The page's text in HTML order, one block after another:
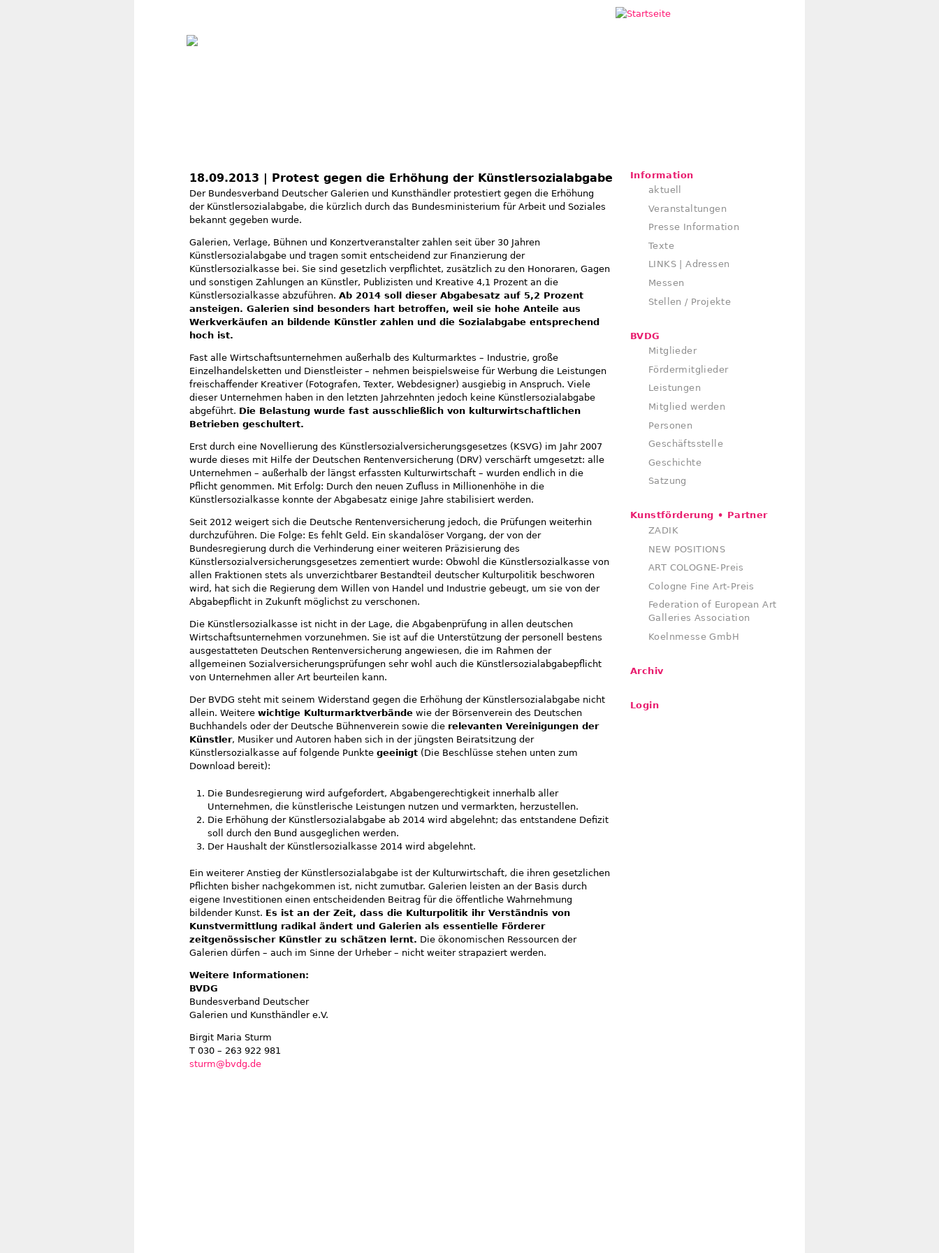
18.09.2013 | Protest gegen die Erhöhung der Künstlersozialabgabe
Der Bundesverband Deutscher Galerien und Kunsthändler protestiert gegen die Erhöhung
der Künstlersozialabgabe, die kürzlich durch das Bundesministerium für Arbeit und Soziales
bekannt gegeben wurde.
Galerien, Verlage, Bühnen und Konzertveranstalter zahlen seit über 30 Jahren
Künstlersozialabgabe und tragen somit entscheidend zur Finanzierung der
Künstlersozialkasse bei. Sie sind gesetzlich verpflichtet, zusätzlich zu den Honoraren, Gagen
und sonstigen Zahlungen an Künstler, Publizisten und Kreative 4,1 Prozent an die
Künstlersozialkasse abzuführen. Ab 2014 soll dieser Abgabesatz auf 5,2 Prozent
ansteigen. Galerien sind besonders hart betroffen, weil sie hohe Anteile aus
Werkverkäufen an bildende Künstler zahlen und die Sozialabgabe entsprechend
hoch ist.
Fast alle Wirtschaftsunternehmen außerhalb des Kulturmarktes – Industrie, große
Einzelhandelsketten und Dienstleister – nehmen beispielsweise für Werbung die Leistungen
freischaffender Kreativer (Fotografen, Texter, Webdesigner) ausgiebig in Anspruch. Viele
dieser Unternehmen haben in den letzten Jahrzehnten jedoch keine Künstlersozialabgabe
abgeführt. Die Belastung wurde fast ausschließlich von kulturwirtschaftlichen
Betrieben geschultert.
Erst durch eine Novellierung des Künstlersozialversicherungsgesetzes (KSVG) im Jahr 2007
wurde dieses mit Hilfe der Deutschen Rentenversicherung (DRV) verschärft umgesetzt: alle
Unternehmen – außerhalb der längst erfassten Kulturwirtschaft – wurden endlich in die
Pflicht genommen. Mit Erfolg: Durch den neuen Zufluss in Millionenhöhe in die
Künstlersozialkasse konnte der Abgabesatz einige Jahre stabilisiert werden.
Seit 2012 weigert sich die Deutsche Rentenversicherung jedoch, die Prüfungen weiterhin
durchzuführen. Die Folge: Es fehlt Geld. Ein skandalöser Vorgang, der von der
Bundesregierung durch die Verhinderung einer weiteren Präzisierung des
Künstlersozialversicherungsgesetzes zementiert wurde: Obwohl die Künstlersozialkasse von
allen Fraktionen stets als unverzichtbarer Bestandteil deutscher Kulturpolitik beschworen
wird, hat sich die Regierung dem Willen von Handel und Industrie gebeugt, um sie von der
Abgabepflicht in Zukunft möglichst zu verschonen.
Die Künstlersozialkasse ist nicht in der Lage, die Abgabenprüfung in allen deutschen
Wirtschaftsunternehmen vorzunehmen. Sie ist auf die Unterstützung der personell bestens
ausgestatteten Deutschen Rentenversicherung angewiesen, die im Rahmen der
allgemeinen Sozialversicherungsprüfungen sehr wohl auch die Künstlersozialabgabepflicht
von Unternehmen aller Art beurteilen kann.
Der BVDG steht mit seinem Widerstand gegen die Erhöhung der Künstlersozialabgabe nicht
allein. Weitere wichtige Kulturmarktverbände wie der Börsenverein des Deutschen
Buchhandels oder der Deutsche Bühnenverein sowie die relevanten Vereinigungen der
Künstler, Musiker und Autoren haben sich in der jüngsten Beiratsitzung der
Künstlersozialkasse auf folgende Punkte geeinigt (Die Beschlüsse stehen unten zum
Download bereit):
Die Bundesregierung wird aufgefordert, Abgabengerechtigkeit innerhalb aller
Unternehmen, die künstlerische Leistungen nutzen und vermarkten, herzustellen.
Die Erhöhung der Künstlersozialabgabe ab 2014 wird abgelehnt; das entstandene Defizit
soll durch den Bund ausgeglichen werden.
Der Haushalt der Künstlersozialkasse 2014 wird abgelehnt.
Ein weiterer Anstieg der Künstlersozialabgabe ist der Kulturwirtschaft, die ihren gesetzlichen
Pflichten bisher nachgekommen ist, nicht zumutbar. Galerien leisten an der Basis durch
eigene Investitionen einen entscheidenden Beitrag für die öffentliche Wahrnehmung
bildender Kunst. Es ist an der Zeit, dass die Kulturpolitik ihr Verständnis von
Kunstvermittlung radikal ändert und Galerien als essentielle Förderer
zeitgenössischer Künstler zu schätzen lernt. Die ökonomischen Ressourcen der
Galerien dürfen – auch im Sinne der Urheber – nicht weiter strapaziert werden.
Weitere Informationen:
BVDG
Bundesverband Deutscher
Galerien und Kunsthändler e.V.
Birgit Maria Sturm
T 030 – 263 922 981
sturm@bvdg.de
Information
aktuell
Veranstaltungen
Presse Information
Texte
LINKS | Adressen
Messen
Stellen / Projekte
BVDG
Mitglieder
Fördermitglieder
Leistungen
Mitglied werden
Personen
Geschäftsstelle
Geschichte
Satzung
Kunstförderung • Partner
ZADIK
NEW POSITIONS
ART COLOGNE-Preis
Cologne Fine Art-Preis
Federation of European Art
Galleries Association
Koelnmesse GmbH
Archiv
Login